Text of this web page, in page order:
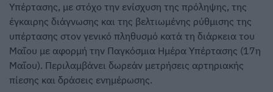
Υπέρτασης, με στόχο την ενίσχυση της πρόληψης, της
έγκαιρης διάγνωσης και της βελτιωμένης ρύθμισης της
υπέρτασης στον γενικό πληθυσμό κατά τη διάρκεια του
Μαΐου με αφορμή την Παγκόσμια Ημέρα Υπέρτασης (17η
Μαΐου). Περιλαμβάνει δωρεάν μετρήσεις αρτηριακής
πίεσης και δράσεις ενημέρωσης.